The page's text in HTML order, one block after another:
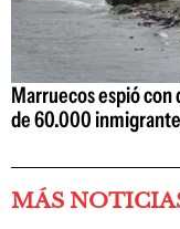
Marruecos espió
de 60.000
MÁS